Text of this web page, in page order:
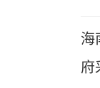
海
府